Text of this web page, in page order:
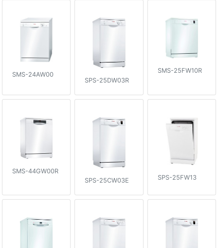
SMS-24AW00
SPS-25DW03R
SMS-25FW10R
SMS-44GW00R
SPS-25CW03E
SPS-25FW13